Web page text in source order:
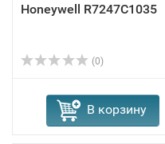
Honeywell R7247C1035
(0)
В корзину